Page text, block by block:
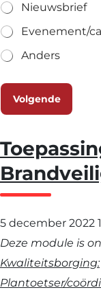
Nieuwsbrief
Evenement/
Anders
Volgende
5 december 2022
Deze module is
Kwaliteitsborging:
Plantoetser/